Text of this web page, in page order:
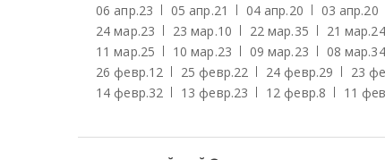
06 апр.23 05 апр.21 04 апр.20 03 апр.20
24 мар.23 23 мар.10 22 мар.35 21 мар.24
11 мар.25 10 мар.23 09 мар.23 08 мар.34
26 февр.12 25 февр.22 24 февр.29 23
14 февр.32 13 февр.23 12 февр.8 11